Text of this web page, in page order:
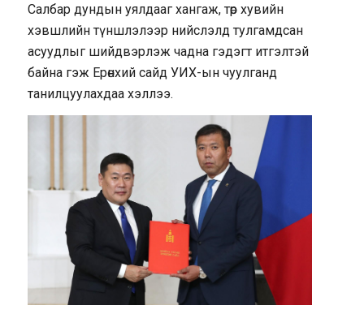
Салбар дундын уялдааг хангаж, төр хувийн
хэвшлийн түншлэлээр нийслэлд тулгамдсан
асуудлыг шийдвэрлэж чадна гэдэгт итгэлтэй
байна гэж Ерөнхий сайд УИХ-ын чуулганд
танилцуулахдаа хэллээ.